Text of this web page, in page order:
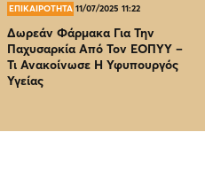
ΕΠΙΚΑΙΡΟΤΗΤΑ 11/07/2025 11:22
Δωρεάν Φάρμακα Για Την
Παχυσαρκία Από Τον EOΠΥΥ –
Τι Ανακοίνωσε Η Υφυπουργός
Υγείας